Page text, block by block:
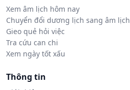
Xem âm lịch hôm nay
Chuyển đổi dương lịch sang âm lịch
Gieo quẻ hỏi việc
Tra cứu can chi
Xem ngày tốt xấu
Thông tin